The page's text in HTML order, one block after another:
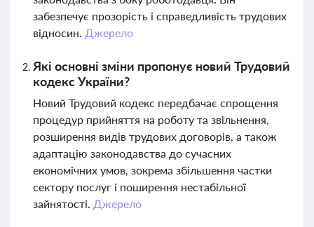
забезпечує прозорість і справедливість трудових
відносин. Джерело
Які основні зміни пропонує новий Трудовий
кодекс України?
Новий Трудовий кодекс передбачає спрощення
процедур прийняття на роботу та звільнення,
розширення видів трудових договорів, а також
адаптацію законодавства до сучасних
економічних умов, зокрема збільшення частки
сектору послуг і поширення нестабільної
зайнятості. Джерело